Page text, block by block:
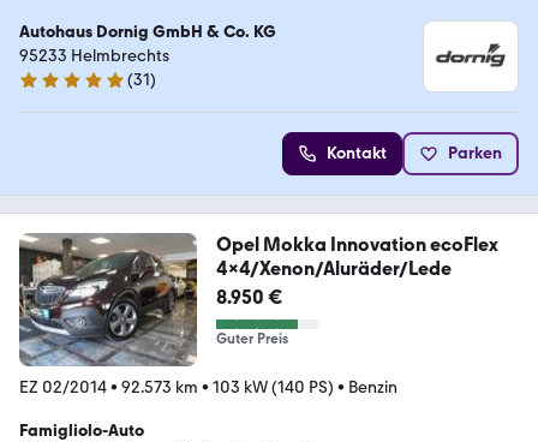
Autohaus Dornig GmbH & Co. KG
95233 Helmbrechts
5 Sterne
(31)
Kontakt Parken
Opel Mokka Innovation ecoFlex
4x4/Xenon/Aluräder/Lede
8.950 €
Guter Preis
EZ 02/2014• 92.573 km • 103 kW (140 PS) • Benzin
Famigliolo-Auto